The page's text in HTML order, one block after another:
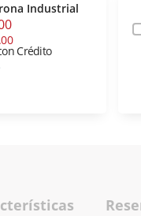
Industrial
Crédito